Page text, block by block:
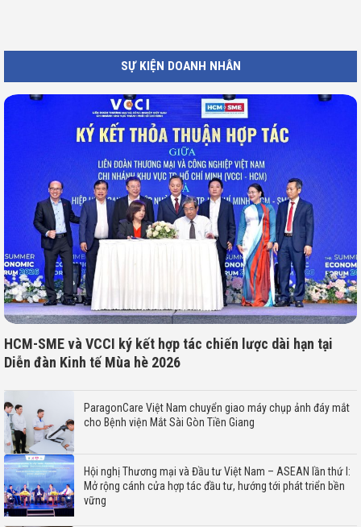
SỰ KIỆN DOANH NHÂN
HCM-SME và VCCI ký kết hợp tác chiến lược dài hạn tại
Diễn đàn Kinh tế Mùa hè 2026
ParagonCare Việt Nam chuyển giao máy chụp ảnh đáy mắt
cho Bệnh viện Mắt Sài Gòn Tiền Giang
Hội nghị Thương mại và Đầu tư Việt Nam – ASEAN lần thứ I:
Mở rộng cánh cửa hợp tác đầu tư, hướng tới phát triển bền
vững